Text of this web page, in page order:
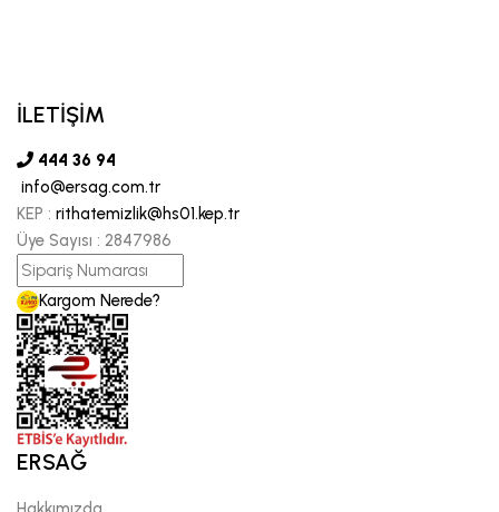
İLETİŞİM
444 36 94
info@ersag.com.tr
KEP : rithatemizlik@hs01.kep.tr
Üye Sayısı : 2847986
Kargom Nerede?
ERSAĞ